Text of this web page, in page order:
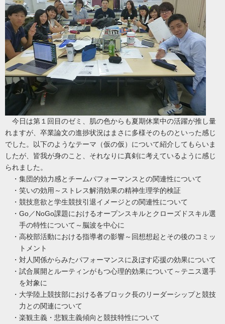
今日は第１回目のゼミ、肌の色からも夏期休業中の活躍が推し量
れますが、卒業論文の進捗状況はまさに多様そのものといった感じ
でした。以下のようなテーマ（仮の仮）について紹介してもらいま
したが、皆我が身のこと、それなりに真剣に考えているように感じ
られました。
・集団的効力感とチームパフォーマンスとの関連性について
・笑いの効用～ストレス解消効果の精神生理学的検証
・競技意欲と学生競技引退イメージとの関連性について
・ Go／NoGo課題におけるオープンスキルとクローズドスキル選
手の特性について～脳波を中心に
・高校部活動における指導者の影響～回想想起とその後のコミッ
トメント
・対人関係からみたパフォーマンスに及ぼす応援の効果について
・試合展開とルーティンがもつ心理的効果について～テニス選手
を対象に
・大学陸上競技部における各ブロック長のリーダーシップと競技
力との関連について
・楽観主義・悲観主義傾向と競技特性について